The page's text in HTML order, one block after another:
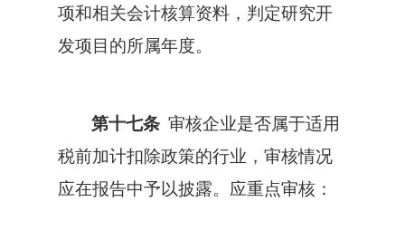
项和相关会计核算资料，判定研究开
发项目的所属年度。
第十七条 审核企业是否属于适用
税前加计扣除政策的行业，审核情况
应在报告中予以披露。应重点审核：